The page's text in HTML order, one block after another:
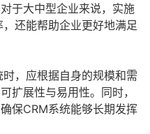
于大中型企业来说，实施
还能帮助企业更好地满足
，应根据自身的规模和需
扩展性与易用性。同时，
保CRM系统能够长期发挥